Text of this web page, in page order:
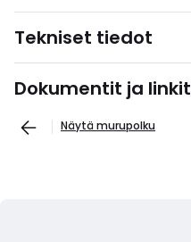
Tekniset tiedot
Dokumentit ja linkit
Näytä murupolku